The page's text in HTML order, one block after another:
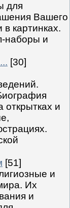
для
Вашего
в картинках.
наборы и
[30]
и
[51]
и
Их
и